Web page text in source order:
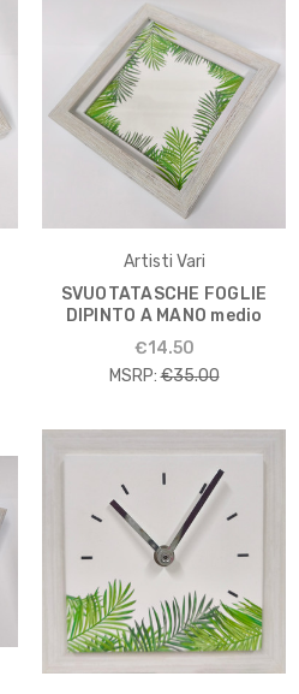
Artisti Vari
SVUOTATASCHE FOGLIE
DIPINTO A MANO medio
€14.50
MSRP: €35.00